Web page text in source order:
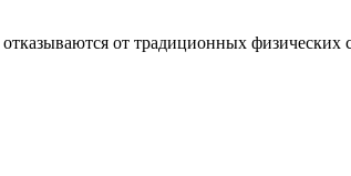
от традиционных физических